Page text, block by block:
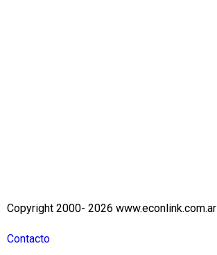
Copyright 2000- 2026 www.econlink.com.ar
Contacto